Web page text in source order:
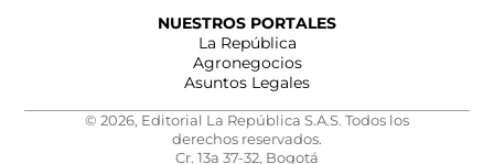
NUESTROS PORTALES
La República
Agronegocios
Asuntos Legales
© 2026, Editorial La República S.A.S. Todos los
derechos reservados.
Cr. 13a 37-32, Bogotá